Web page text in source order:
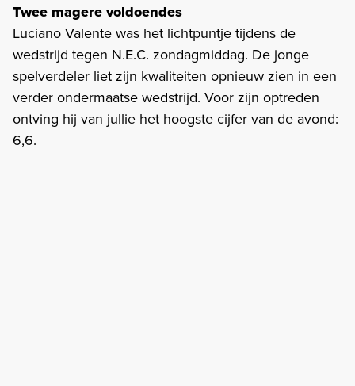
Twee magere voldoendes
Luciano Valente was het lichtpuntje tijdens de
wedstrijd tegen N.E.C. zondagmiddag. De jonge
spelverdeler liet zijn kwaliteiten opnieuw zien in een
verder ondermaatse wedstrijd. Voor zijn optreden
ontving hij van jullie het hoogste cijfer van de avond:
6,6.